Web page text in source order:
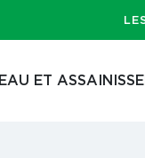
EAU ET